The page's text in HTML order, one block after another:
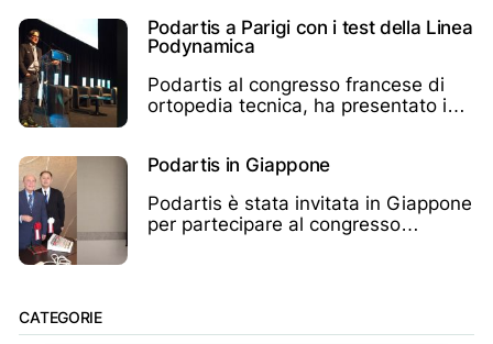
Podartis a Parigi con i test della Linea
Podynamica
Podartis al congresso francese di
ortopedia tecnica, ha presentato i
Podartis in Giappone
Podartis è stata invitata in Giappone
per partecipare al congresso
CATEGORIE